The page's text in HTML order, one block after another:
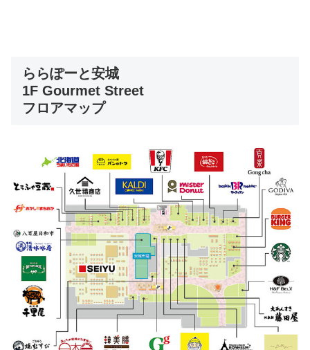
ららぽーと安城
1F Gourmet Street
フロアマップ